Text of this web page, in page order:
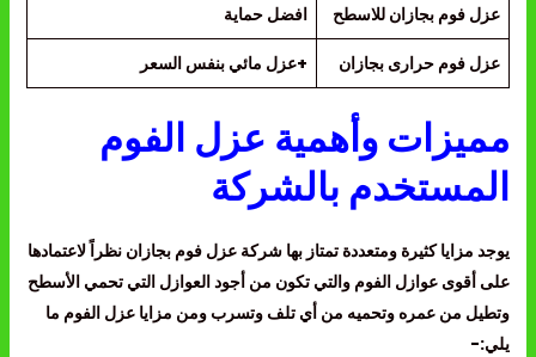
عزل فوم بجازان للاسطح افضل حماية
عزل فوم حرارى بجازان +عزل مائي بنفس السعر
مميزات وأهمية عزل الفوم
المستخدم بالشركة
يوجد مزايا كثيرة ومتعددة تمتاز بها شركة عزل فوم بجازان نظراً لاعتمادها
على أقوى عوازل الفوم والتي تكون من أجود العوازل التي تحمي الأسطح
وتطيل من عمره وتحميه من أي تلف وتسرب ومن مزايا عزل الفوم ما
يلي:-